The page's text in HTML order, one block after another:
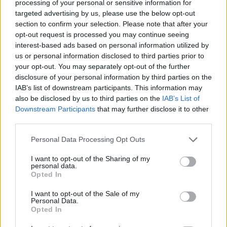
processing of your personal or sensitive information for
targeted advertising by us, please use the below opt-out
section to confirm your selection. Please note that after your
opt-out request is processed you may continue seeing
interest-based ads based on personal information utilized by
us or personal information disclosed to third parties prior to
your opt-out. You may separately opt-out of the further
disclosure of your personal information by third parties on the
IAB’s list of downstream participants. This information may
also be disclosed by us to third parties on the IAB’s List of
Downstream Participants that may further disclose it to other
Please note that this website/app uses one or more Google
not limited to your visit or usage behaviour. You may click to
grant or deny consent to Google and its third-party tags to
use your data for below specified purposes in below Google
consent section.
Personal Data Processing Opt Outs
I want to opt-out of the Sharing of my
personal data.
Opted In
I want to opt-out of the Sale of my
Personal Data.
Opted In
τους αλλά και της κοινωνίας για τους δεκαεφτά
Στόχους Βιώσιμης Ανάπτυξης
• Οργάνωση δράσεων σε όλη την Ελλάδα που θα
συμβάλλουν στην επίτευξη των στόχων
• Ένταξη των προγραμμάτων τους δράσεων
εκπαίδευσης, ενημέρωσης και κοινωνικής
προσφοράς, προσανατολισμένες στην Βιώσιμη
Ανάπτυξη,
• Προτροπή προς κάθε μέλος της Προσκοπικής
Παγκόσμιων Στόχων Βιώσιμης Ανάπτυξης.
Μέσα από αυτή την πρωτοβουλία καλούμε όλους
τους Έλληνες πολίτες να ενώσουμε τις δυνάμεις μας
σ’ αυτή την παγκόσμια προσπάθεια.
 Γιατί κάθε δράση μετρά!